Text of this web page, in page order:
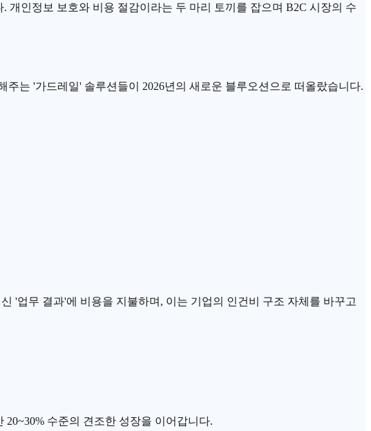
인정보 보호와 비용 절감이라는 두 마리 토끼를 잡으며 B2C 시장의 수
는 '가드레일' 솔루션들이 2026년의 새로운 블루오션으로 떠올랐습니다.
'업무 결과'에 비용을 지불하며, 이는 기업의 인건비 구조 자체를 바꾸고
수준의 견조한 성장을 이어갑니다.